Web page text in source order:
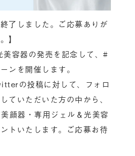
了しました。ご応募ありが
】
容器の発売を記念して、#
ンを開催します。
の投稿に対して、フォロ
ていただいた方の中から、
顔器・専用ジェル＆光美容
トいたします。ご応募お待